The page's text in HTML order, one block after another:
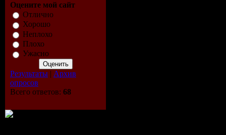
Оцените мой сайт
Отлично
Хорошо
Неплохо
Плохо
Ужасно
Результаты | Архив
опросов
Всего ответов: 68